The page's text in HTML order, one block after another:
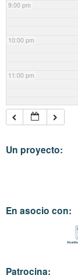
9:00 pm
10:00 pm
11:00 pm
Un proyecto:
En asocio con:
Patrocina: